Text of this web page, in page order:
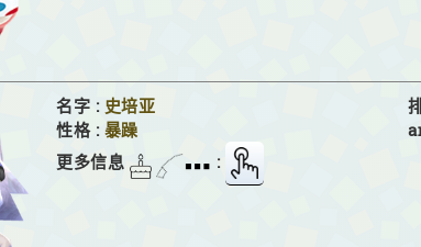
名字 : 史培亚
性格 : 暴躁
更多信息
: